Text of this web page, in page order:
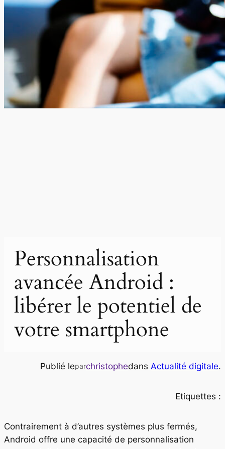
Personnalisation
avancée Android :
libérer le potentiel de
votre smartphone
Publié leparchristophedans Actualité digitale.
Etiquettes :
Contrairement à d’autres systèmes plus fermés,
Android offre une capacité de personnalisation